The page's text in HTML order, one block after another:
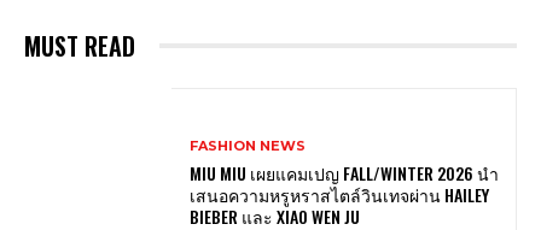
MUST READ
FASHION NEWS
MIU MIU เผยแคมเปญ FALL/WINTER 2026 นำ
เสนอความหรูหราสไตล์วินเทจผ่าน HAILEY
BIEBER และ XIAO WEN JU